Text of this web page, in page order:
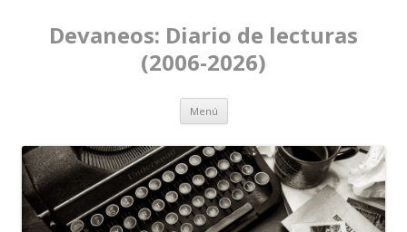
Devaneos: Diario de lecturas
(2006-2026)
Menú Ir al contenido